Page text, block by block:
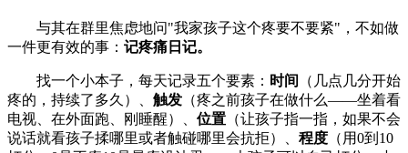
与其在群里焦虑地问"我家孩子这个疼要不要紧"，不如做
一件更有效的事： 记疼痛日记。
找一个小本子，每天记录五个要素： 时间
（几点几分开始
疼的，持续了多久）、 触发 （疼之前孩子在做什么——坐着看
电视、在外面跑、刚睡醒）、 位置 （让孩子指一指，如果不会
说话就看孩子揉哪里或者触碰哪里会抗拒）、 程度 （用0到10